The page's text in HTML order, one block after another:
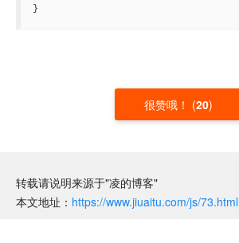
}
很赞哦！ (20)
转载请说明来源于"凌的博客"
本文地址： https://www.jiuaitu.com/js/73.html